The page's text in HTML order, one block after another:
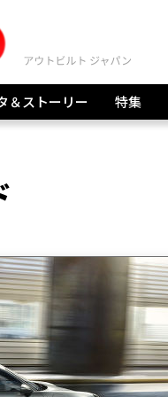
＆ストーリー 特集